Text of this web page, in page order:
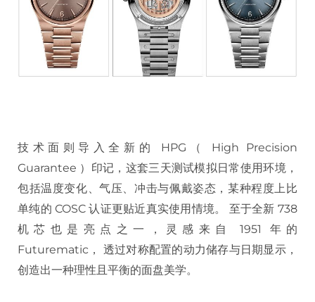
技术面则导入全新的 HPG（ High Precision
Guarantee ）印记，这套三天测试模拟日常使用环境，
包括温度变化、气压、冲击与佩戴姿态，某种程度上比
单纯的 COSC 认证更贴近真实使用情境。 至于全新 738
机芯也是亮点之一，灵感来自 1951 年的
Futurematic， 透过对称配置的动力储存与日期显示，
创造出一种理性且平衡的面盘美学。